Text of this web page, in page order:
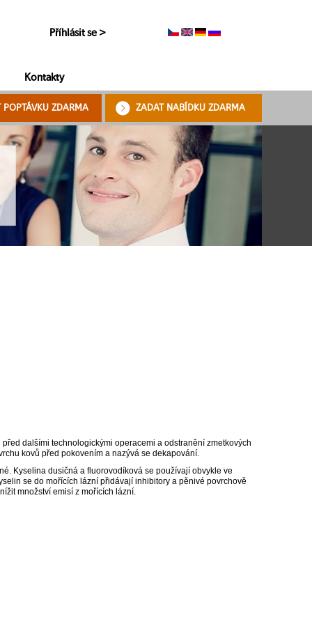
Příhlásit se >
Kontakty
POPTÁVKU ZDARMA ZADAT NABÍDKU ZDARMA
dalšími technologickými operacemi a odstranění zmetkových
kovů před pokovením a nazývá se dekapování.
Kyselina dusičná a fluorovodíková se používají obvykle ve
se do mořících lázní přidávají inhibitory a pěnivé povrchově
množství emisí z mořících lázní.